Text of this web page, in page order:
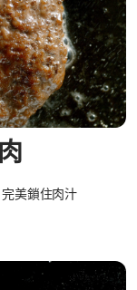
美鎖住肉汁